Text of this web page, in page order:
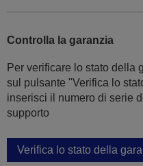
Controlla la garanzia
Per verificare lo stato della
sul pulsante "Verifica lo
inserisci il numero di serie
supporto
Verifica lo stato della